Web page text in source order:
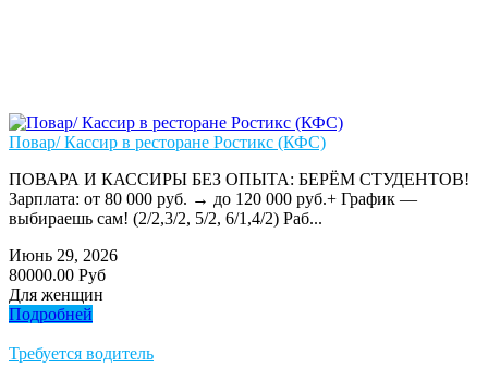
Повар/ Кассир в ресторане Ростикс (КФС)
ПОВАРА И КАССИРЫ БЕЗ ОПЫТА: БЕРЁМ СТУДЕНТОВ!
Зарплата: от 80 000 руб. → до 120 000 руб.+ График —
выбираешь сам! (2/2,3/2, 5/2, 6/1,4/2) Раб...
Июнь 29, 2026
80000.00 Руб
Для женщин
Подробней
Требуется водитель